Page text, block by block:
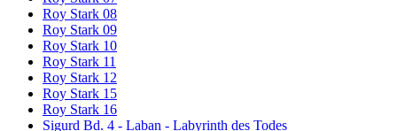
Roy Stark 08
Roy Stark 09
Roy Stark 10
Roy Stark 11
Roy Stark 12
Roy Stark 15
Roy Stark 16
Sigurd Bd. 4 - Laban - Labyrinth des Todes